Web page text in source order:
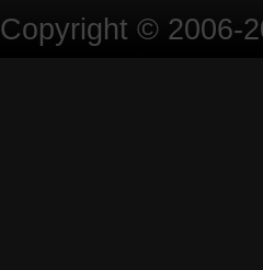
Copyright © 2006-